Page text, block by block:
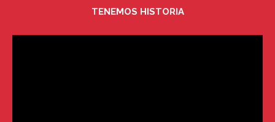
TENEMOS HISTORIA